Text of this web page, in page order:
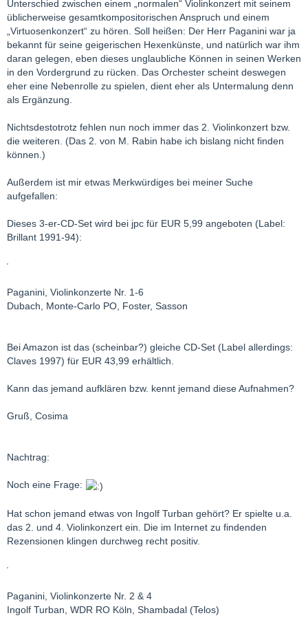
Unterschied zwischen einem „normalen“ Violinkonzert mit seinem
üblicherweise gesamtkompositorischen Anspruch und einem
„Virtuosenkonzert“ zu hören. Soll heißen: Der Herr Paganini war ja
bekannt für seine geigerischen Hexenkünste, und natürlich war ihm
daran gelegen, eben dieses unglaubliche Können in seinen Werken
in den Vordergrund zu rücken. Das Orchester scheint deswegen
eher eine Nebenrolle zu spielen, dient eher als Untermalung denn
als Ergänzung.
Nichtsdestotrotz fehlen nun noch immer das 2. Violinkonzert bzw.
die weiteren. (Das 2. von M. Rabin habe ich bislang nicht finden
können.)
Außerdem ist mir etwas Merkwürdiges bei meiner Suche
aufgefallen:
Dieses 3-er-CD-Set wird bei jpc für EUR 5,99 angeboten (Label:
Brillant 1991-94):
Paganini, Violinkonzerte Nr. 1-6
Dubach, Monte-Carlo PO, Foster, Sasson
Bei Amazon ist das (scheinbar?) gleiche CD-Set (Label allerdings:
Claves 1997) für EUR 43,99 erhältlich.
Kann das jemand aufklären bzw. kennt jemand diese Aufnahmen?
Gruß, Cosima
Nachtrag:
Noch eine Frage:
Hat schon jemand etwas von Ingolf Turban gehört? Er spielte u.a.
das 2. und 4. Violinkonzert ein. Die im Internet zu findenden
Rezensionen klingen durchweg recht positiv.
Paganini, Violinkonzerte Nr. 2 & 4
Ingolf Turban, WDR RO Köln, Shambadal (Telos)